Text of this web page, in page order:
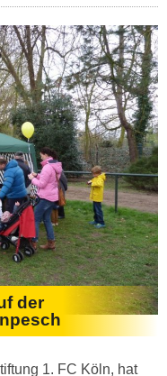
der
1. FC Köln, hat